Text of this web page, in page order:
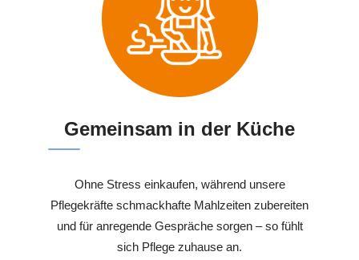
Gemeinsam in der Küche
Ohne Stress einkaufen, während unsere
Pflegekräfte schmackhafte Mahlzeiten zubereiten
und für anregende Gespräche sorgen – so fühlt
sich Pflege zuhause an.